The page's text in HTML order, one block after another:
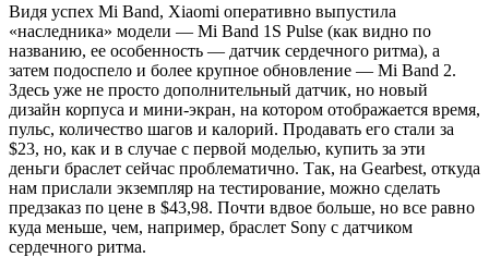
Видя успех Mi Band, Xiaomi оперативно выпустила
«наследника» модели — Mi Band 1S Pulse (как видно по
названию, ее особенность — датчик сердечного ритма), а
затем подоспело и более крупное обновление — Mi Band 2.
Здесь уже не просто дополнительный датчик, но новый
дизайн корпуса и мини-экран, на котором отображается время,
пульс, количество шагов и калорий. Продавать его стали за
$23, но, как и в случае с первой моделью, купить за эти
деньги браслет сейчас проблематично. Так, на Gearbest, откуда
нам прислали экземпляр на тестирование, можно сделать
предзаказ по цене в $43,98. Почти вдвое больше, но все равно
куда меньше, чем, например, браслет Sony с датчиком
сердечного ритма.